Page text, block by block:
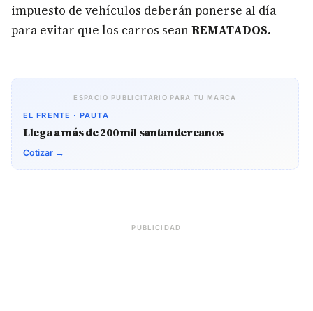
impuesto de vehículos deberán ponerse al día
para evitar que los carros seanREMATADOS.
ESPACIO PUBLICITARIO PARA TU MARCA
EL FRENTE · PAUTA
Llega a más de 200 mil santandereanos
Cotizar →
PUBLICIDAD